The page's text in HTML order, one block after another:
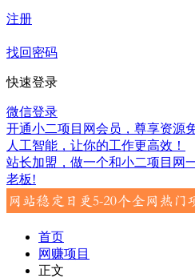
注册
找回密码
快速登录
微信登录
开通小二项目网会员，尊享资源
人工智能，让你的工作更高效！
站长加盟，做一个和小二项目网
老板!
首页
网赚项目
正文